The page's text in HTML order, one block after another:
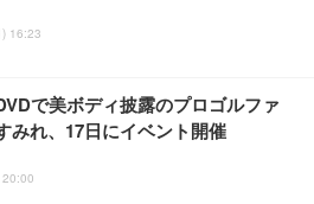
16:23
で美ボディ披露のプロゴルファ
みれ、17日にイベント開催